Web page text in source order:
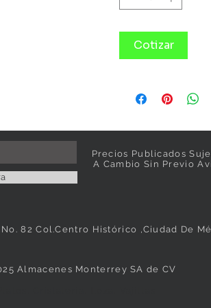
Cotizar
Precios Publicados
A Cambio Sin Previo
82 Col.Centro Histórico ,Ciudad De
Almacenes Monterrey SA de CV